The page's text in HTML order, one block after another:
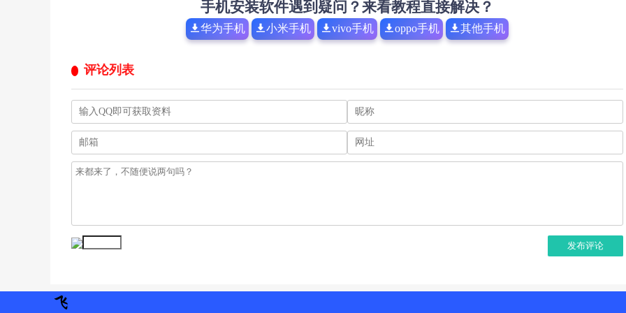
手机安装软件遇到疑问？来看教程直接解决？
华为手机 小米手机 vivo手机 oppo手机 其他手机
评论列表
发布评论